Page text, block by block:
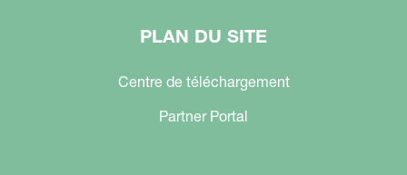
PLAN DU SITE
Centre de téléchargement
Partner Portal